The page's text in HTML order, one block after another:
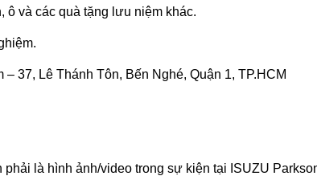
ô và các quà tặng lưu niệm khác.
37, Lê Thánh Tôn, Bến Nghé, Quận 1, TP.HCM
là hình ảnh/video trong sự kiện tại ISUZU